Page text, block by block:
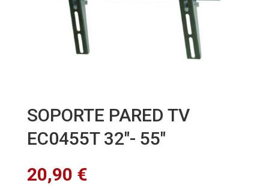
SOPORTE PARED TV
EC0455T 32″- 55″
20,90 €